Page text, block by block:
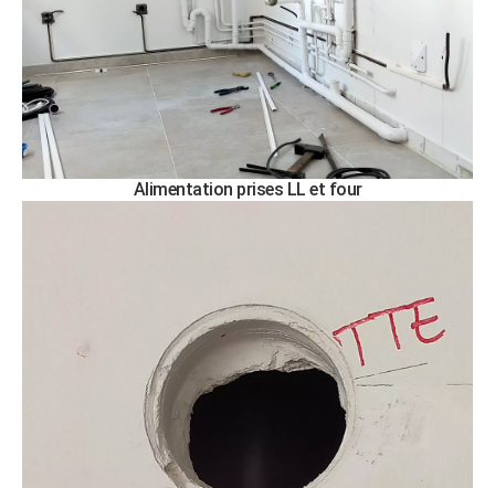
Alimentation prises LL et four